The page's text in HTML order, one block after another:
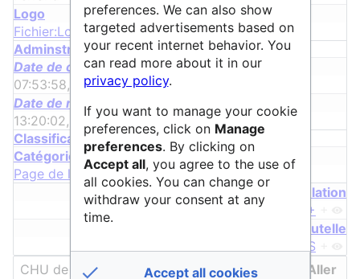
Logo
Fichier:Logo CHU Clermont.jpg +
Adminstrative properties
Date de création
07:53:58, 27 août 2024+
Date de modification
13:20:02, 29 avril 2025+
Classification properties
Catégorie
Page de lien
A pour relation
OBEPINE+
A pour tutelle
CALIS
preferences. We can also show
targeted advertisements based on
your recent internet behavior. You
can read more about it in our
privacy policy.
If you want to manage your cookie
preferences, click on Manage
preferences. By clicking on
Accept all, you agree to the use of
all cookies. You can change or
withdraw your consent at any
time.
Accept all cookies